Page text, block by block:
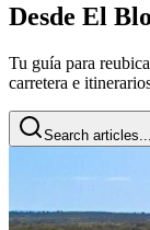
Desde El
Tu guía para
carretera e
Search articles...